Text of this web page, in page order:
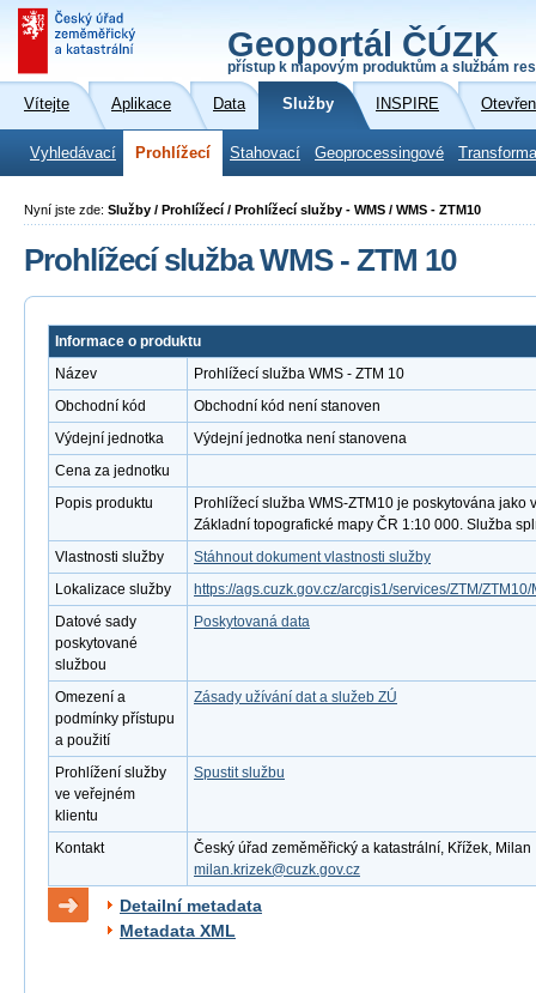
Geoportál ČÚZK
přístup k mapovým produktům a službám
Vítejte Aplikace Data Služby INSPIRE
Vyhledávací Prohlížecí Stahovací Geoprocessingové
Nyní jste zde: Služby / Prohlížecí / Prohlížecí služby - WMS / WMS - ZTM10
Prohlížecí služba WMS - ZTM 10
Informace o produktu
Název
Prohlížecí služba WMS - ZTM 10
Obchodní kód
Obchodní kód není stanoven
Výdejní jednotka
Výdejní jednotka není stanovena
Cena za jednotku
Popis produktu
Prohlížecí služba WMS-ZTM10 je poskytována
Základní topografické mapy ČR 1:10 000. Služba
Vlastnosti služby
Stáhnout dokument vlastnosti služby
Lokalizace služby
https://ags.cuzk.gov.cz/arcgis1/services/ZTM/
Datové sady
poskytované
službou
Poskytovaná data
Omezení a
podmínky přístupu
a použití
Zásady užívání dat a služeb ZÚ
Prohlížení služby
ve veřejném
klientu
Spustit službu
Kontakt
Český úřad zeměměřický a katastrální, Křížek,
milan.krizek@cuzk.gov.cz
Detailní metadata
Metadata XML